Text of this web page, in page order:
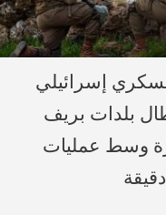
إسرائيلي
بلدات بريف
وسط عمليات